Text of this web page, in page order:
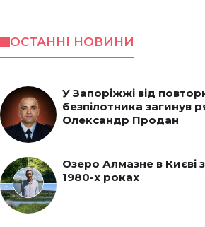
ОСТАННІ НОВИНИ
У Запоріжжі від
безпілотника загинув
Олександр Продан
Озеро Алмазне в Києві
1980-х роках